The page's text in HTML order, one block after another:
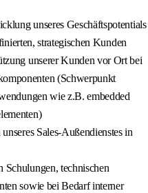
unseres Geschäftspotentials
strategischen Kunden
unserer Kunden vor Ort bei
(Schwerpunkt
wie z.B. embedded
Sales-Außendienstes in
technischen
sowie bei Bedarf interner